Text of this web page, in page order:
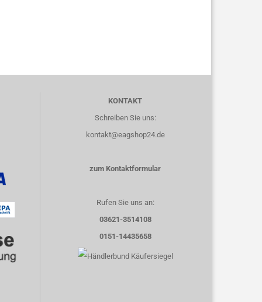
KONTAKT
Schreiben Sie uns:
kontakt@eagshop24.de
zum Kontaktformular
Rufen Sie uns an:
03621-3514108
0151-14435658